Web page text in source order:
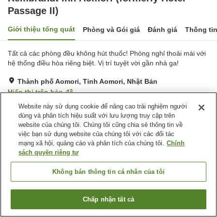
Passage II)
Giới thiệu tổng quát Phòng và Gói giá Đánh giá Thông
Tất cả các phòng đều không hút thuốc! Phòng nghỉ thoải mái với
hệ thống điều hòa riêng biệt. Vị trí tuyệt vời gần nhà ga!
Thành phố Aomori, Tỉnh Aomori, Nhật Bản
Hiển thị trên bản đồ
Rất tốt Đánh giá:505 lượt
Tiện nghi chỗ nghỉ
Bãi đỗ xe
Trang chủ Nhật Bản Tỉnh Aomori
Thành phố Aomori
Tìm phòng trống
Website này sử dụng cookie để nâng cao trải nghiệm người
dùng và phân tích hiệu suất với lưu lượng truy cập trên
website của chúng tôi. Chúng tôi cũng chia sẻ thông tin về
việc bạn sử dụng website của chúng tôi với các đối tác
mạng xã hội, quảng cáo và phân tích của chúng tôi. Chính
sách quyền riêng tư
Không bán thông tin cá nhân của tôi
Chấp nhận tất cả